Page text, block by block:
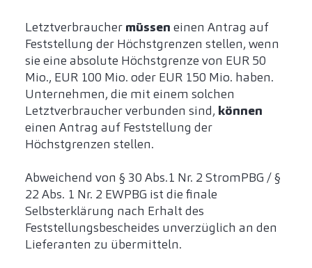
Letztverbraucher müssen einen Antrag auf
Feststellung der Höchstgrenzen stellen, wenn
sie eine absolute Höchstgrenze von EUR 50
Mio., EUR 100 Mio. oder EUR 150 Mio. haben.
Unternehmen, die mit einem solchen
Letztverbraucher verbunden sind, können
einen Antrag auf Feststellung der
Höchstgrenzen stellen.
Abweichend von § 30 Abs.1 Nr. 2 StromPBG / §
22 Abs. 1 Nr. 2 EWPBG ist die finale
Selbsterklärung nach Erhalt des
Feststellungsbescheides unverzüglich an den
Lieferanten zu übermitteln.